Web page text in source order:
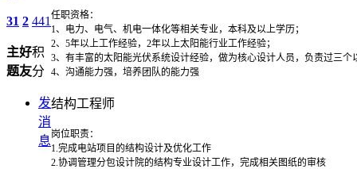
31
主
题
2
好
友
441
积
分
发
消
息
任职资格：
1、电力、电气、机电一体化等相关专业，本科及以上学历；
2、5年以上工作经验，2年以上太阳能行业工作经验；
3、有丰富的太阳能光伏系统设计经验，做为核心设计人员，负责过三个
4、沟通能力强，培养团队的能力强
结构工程师
岗位职责：
1.完成电站项目的结构设计及优化工作
2.协调管理分包设计院的结构专业设计工作，完成相关图纸的审核